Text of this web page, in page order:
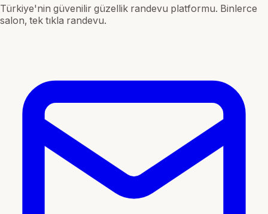
Türkiye'nin güvenilir güzellik randevu platformu. Binlerce
salon, tek tıkla randevu.